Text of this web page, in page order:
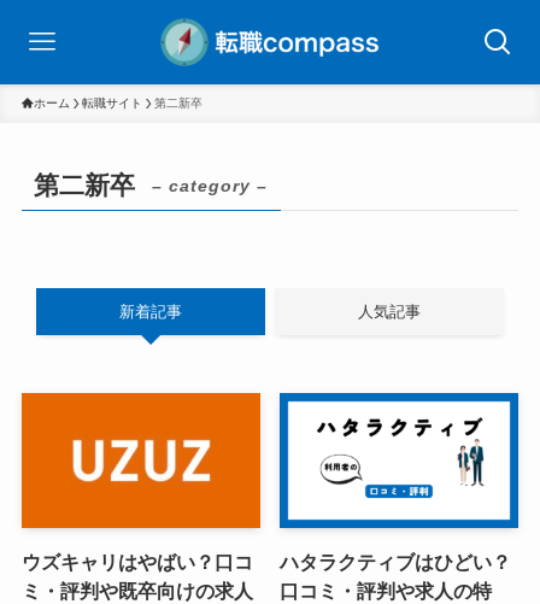
ホーム 転職サイト 第二新卒
第二新卒 – category –
新着記事 人気記事
ウズキャリはやばい？口コ
ミ・評判や既卒向けの求人
ハタラクティブはひどい？
口コミ・評判や求人の特